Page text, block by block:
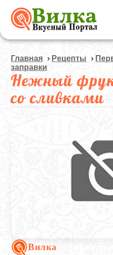
Главная › Рецепты ›
заправки
Нежный
со сливками
Вилка